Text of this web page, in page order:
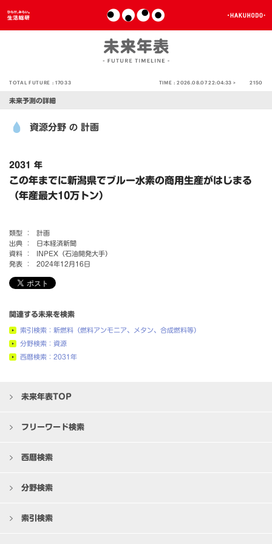
TOTAL FUTURE :17033 TIME :2026.08.07 22:04:33 > 2150
未来予測の詳細
資源分野 の 計画
2031 年
この年までに新潟県でブルー水素の商用生産がはじまる
（年産最大10万トン）
類型 ：
計画
出典 ：
日本経済新聞
資料 ：
INPEX（石油開発大手）
発表 ：
2024年12月16日
関連する未来を検索
索引検索：新燃料（燃料アンモニア、メタン、合成燃料等）
分野検索：資源
西暦検索：2031年
未来年表TOP
フリーワード検索
西暦検索
分野検索
索引検索